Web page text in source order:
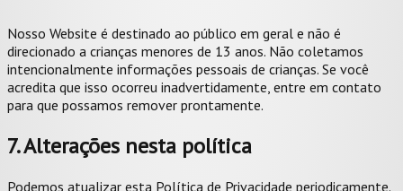
Nosso Website é destinado ao público em geral e não é
direcionado a crianças menores de 13 anos. Não coletamos
intencionalmente informações pessoais de crianças. Se você
acredita que isso ocorreu inadvertidamente, entre em contato
para que possamos remover prontamente.
7. Alterações nesta política
Podemos atualizar esta Política de Privacidade periodicamente.